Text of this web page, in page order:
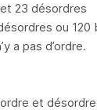
23 désordres
ou 120
a pas d’ordre.
et désordre